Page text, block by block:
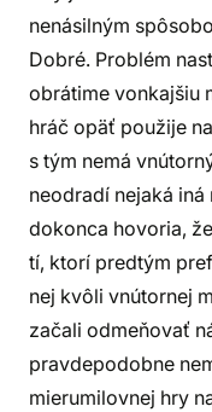
nenásilným
Dobré. Problém
obrátime vonkajšiu
hráč opäť použije
s tým nemá
neodradí nejaká
dokonca hovoria,
tí, ktorí predtým
nej kvôli vnútornej
začali odmeňovať
pravdepodobne
mierumilovnej hry